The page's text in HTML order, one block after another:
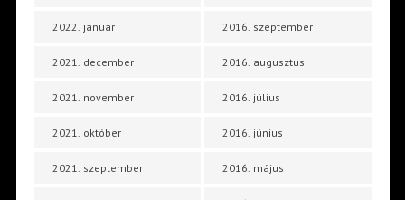
2022. január
2021. december
2021. november
2021. október
2021. szeptember
2016. szeptember
2016. augusztus
2016. július
2016. június
2016. május